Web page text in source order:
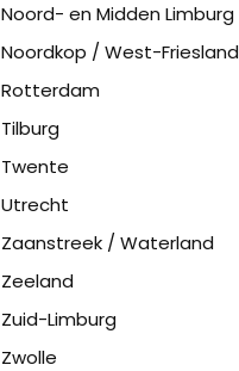
Noord- en Midden Limburg
Noordkop / West-Friesland
Rotterdam
Tilburg
Twente
Utrecht
Zaanstreek / Waterland
Zeeland
Zuid-Limburg
Zwolle